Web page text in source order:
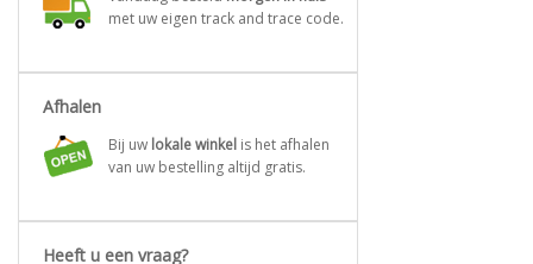
met uw eigen track and trace code.
Afhalen
Bij uw lokale winkel is het afhalen
van uw bestelling altijd gratis.
Heeft u een vraag?